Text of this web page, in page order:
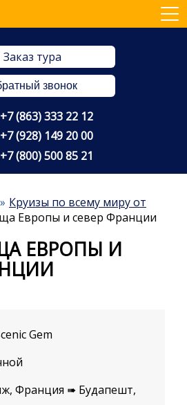
Заказ тура
звонок
+7 (863) 333 22 12
+7 (928) 149 20 00
+7 (800) 500 85 21
Круизы по всему миру от
Европы и север Франции
ЕВРОПЫ И
Gem
Франция ➠ Будапешт,